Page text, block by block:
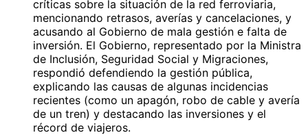
críticas sobre la situación de la red ferroviaria,
mencionando retrasos, averías y cancelaciones, y
acusando al Gobierno de mala gestión e falta de
inversión. El Gobierno, representado por la Ministra
de Inclusión, Seguridad Social y Migraciones,
respondió defendiendo la gestión pública,
explicando las causas de algunas incidencias
recientes (como un apagón, robo de cable y avería
de un tren) y destacando las inversiones y el
récord de viajeros.